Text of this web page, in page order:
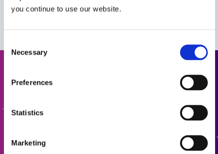
you continue to use our website.
Selection
Necessary
Preferences
Statistics
Marketing
VIEW MORE